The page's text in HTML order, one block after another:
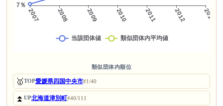
類似団体内順位
🥇TOP愛媛県四国中央市#1/40
⏫UP北海道津別町#40/111